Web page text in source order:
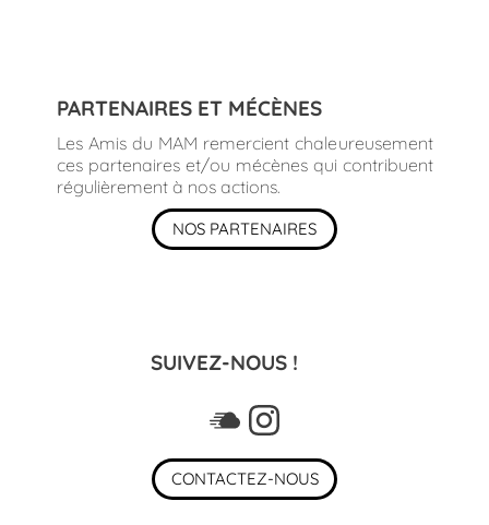
PARTENAIRES ET MÉCÈNES
Les Amis du MAM remercient chaleureusement
ces partenaires et/ou mécènes qui contribuent
régulièrement à nos actions.
NOS PARTENAIRES
SUIVEZ-NOUS !
CONTACTEZ-NOUS